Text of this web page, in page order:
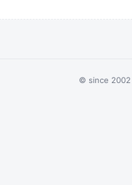
© since 2002